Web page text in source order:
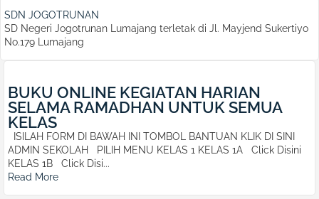
SDN JOGOTRUNAN
SD Negeri Jogotrunan Lumajang terletak di Jl. Mayjend Sukertiyo
No.179 Lumajang
BUKU ONLINE KEGIATAN HARIAN
SELAMA RAMADHAN UNTUK SEMUA
KELAS
ISILAH FORM DI BAWAH INI TOMBOL BANTUAN KLIK DI SINI
ADMIN SEKOLAH PILIH MENU KELAS 1 KELAS 1A Click Disini
KELAS 1B Click Disi...
Read More